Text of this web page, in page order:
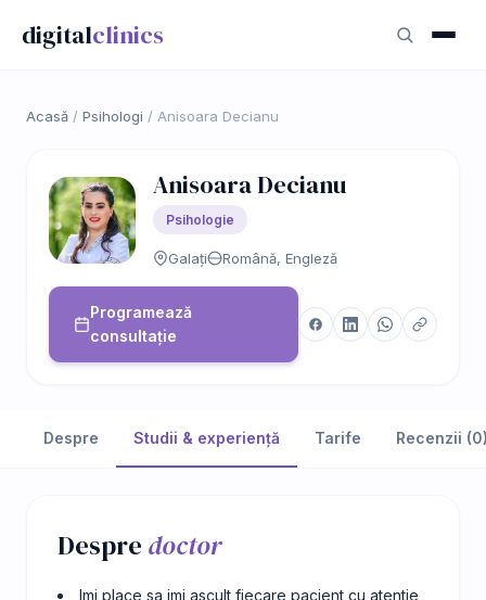
digitalclinics
Acasă / Psihologi / Anisoara Decianu
Anisoara Decianu
Psihologie
Galați Română, Engleză
Programează
consultație
Despre Studii & experiență Tarife Recenzii
Despre doctor
Imi place sa imi ascult fiecare pacient cu atentie,